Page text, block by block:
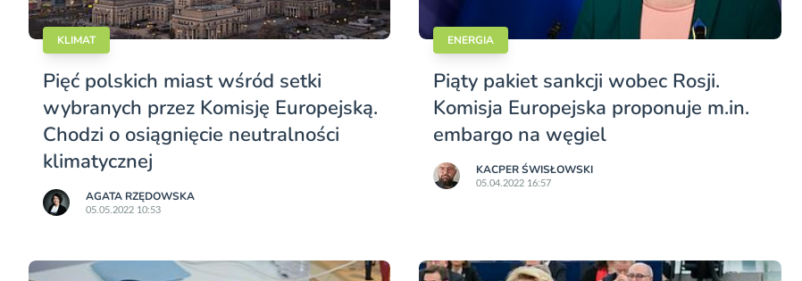
KLIMAT
Pięć polskich miast wśród setki
wybranych przez Komisję Europejską.
Chodzi o osiągnięcie neutralności
klimatycznej
AGATA RZĘDOWSKA
05.05.2022 10:53
ENERGIA
Piąty pakiet sankcji wobec Rosji.
Komisja Europejska proponuje m.in.
embargo na węgiel
KACPER ŚWISŁO­WSKI
05.04.2022 16:57